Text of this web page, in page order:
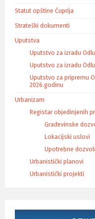
Statut opštine Ćuprija
Strateški dokumenti
Uputstva
Uputstvo za izradu
Uputstvo za izradu
Uputstvo za pripremu
2026.godinu
Urbanizam
Registar objedinjenih
Građevinske
Lokacijski uslovi
Upotrebne
Urbanistički planovi
Urbanistički projekti